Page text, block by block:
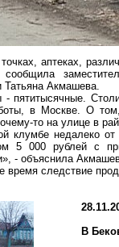
аптеках,
Татьяна Акмашева.
пятитысячные.
в Москве. О
то на улице в
клумбе недалеко
5 000 рублей с
- объяснила
время следствие
В